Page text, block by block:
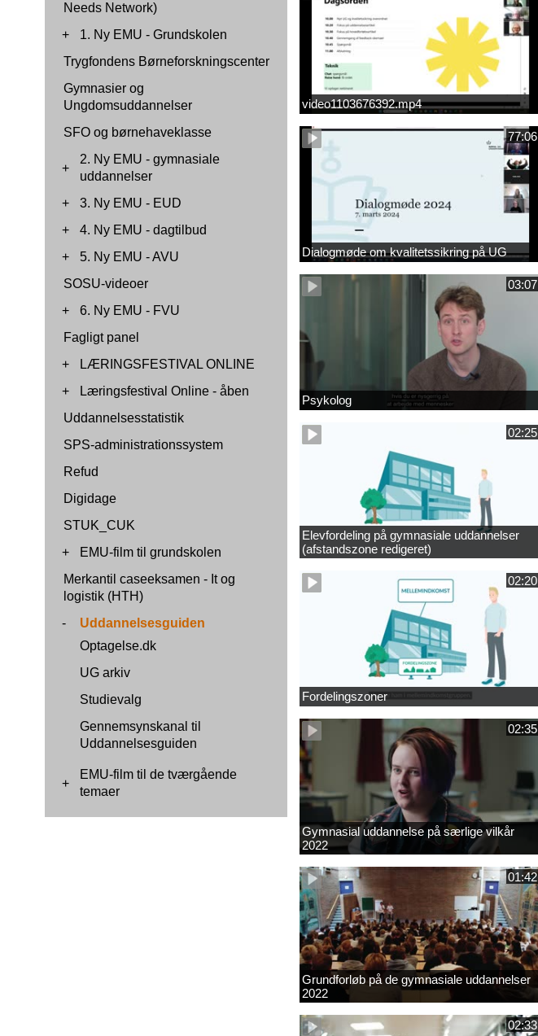
Needs Network)
+
1. Ny EMU - Grundskolen
Trygfondens Børneforskningscenter
Gymnasier og
Ungdomsuddannelser
SFO og børnehaveklasse
+
2. Ny EMU - gymnasiale
uddannelser
+
3. Ny EMU - EUD
+
4. Ny EMU - dagtilbud
+
5. Ny EMU - AVU
SOSU-videoer
+
6. Ny EMU - FVU
Fagligt panel
+
LÆRINGSFESTIVAL ONLINE
+
Læringsfestival Online - åben
Uddannelsesstatistik
SPS-administrationssystem
Refud
Digidage
STUK_CUK
+
EMU-film til grundskolen
Merkantil caseeksamen - It og
logistik (HTH)
-
Uddannelsesguiden
Optagelse.dk
UG arkiv
Studievalg
Gennemsynskanal til
Uddannelsesguiden
+
EMU-film til de tværgående
temaer
video1103676392.mp4
77:06
Dialogmøde om kvalitetssikring på UG
03:07
Psykolog
02:25
Elevfordeling på gymnasiale uddannelser
(afstandszone redigeret)
02:20
Fordelingszoner
02:35
Gymnasial uddannelse på særlige vilkår
2022
01:42
Grundforløb på de gymnasiale uddannelser
2022
02:33